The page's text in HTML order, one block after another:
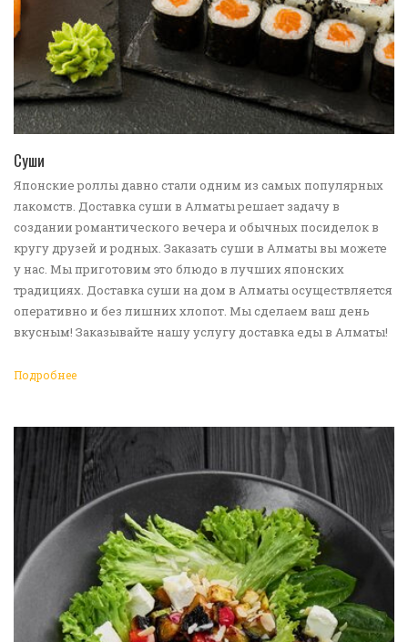
Суши
Японские роллы давно стали одним из самых популярных
лакомств. Доставка суши в Алматы решает задачу в
создании романтического вечера и обычных посиделок в
кругу друзей и родных. Заказать суши в Алматы вы можете
у нас. Мы приготовим это блюдо в лучших японских
традициях. Доставка суши на дом в Алматы осуществляется
оперативно и без лишних хлопот. Мы сделаем ваш день
вкусным! Заказывайте нашу услугу доставка еды в Алматы!
Подробнее